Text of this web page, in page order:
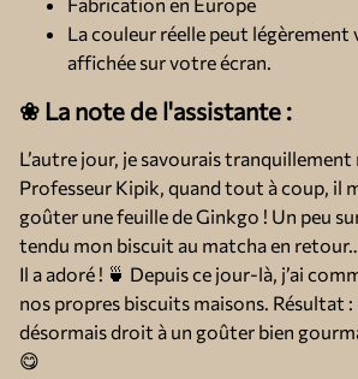
La couleur réelle peut légèrement
affichée sur votre écran.
❀ La note de l'assistante :
L’autre jour, je savourais
Professeur Kipik, quand tout à coup, il
goûter une feuille de Ginkgo ! Un peu
tendu mon biscuit au matcha en
Il a adoré ! 🍵 Depuis ce jour-là, j’ai
nos propres biscuits maisons. Résultat :
désormais droit à un goûter bien
😋